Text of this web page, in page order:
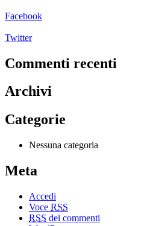
Facebook
Twitter
Commenti recenti
Archivi
Categorie
Nessuna categoria
Meta
Accedi
Voce RSS
RSS dei commenti